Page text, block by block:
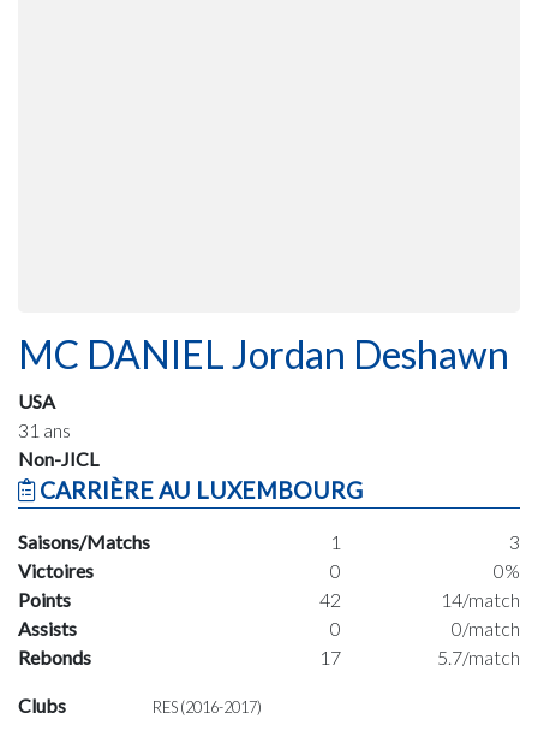
MC DANIEL Jordan Deshawn
USA
31 ans
Non-JICL
CARRIÈRE AU LUXEMBOURG
Saisons/Matchs 1
3
Victoires
0
0%
Points
42
14/match
Assists
0
0/match
Rebonds
17 5.7/match
Clubs RES (2016-2017)